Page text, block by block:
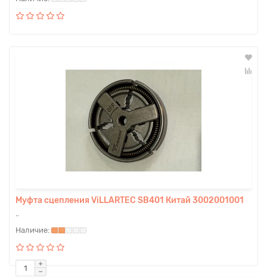
Муфта сцепления ViLLARTEC SB401 Китай 3002001001
..